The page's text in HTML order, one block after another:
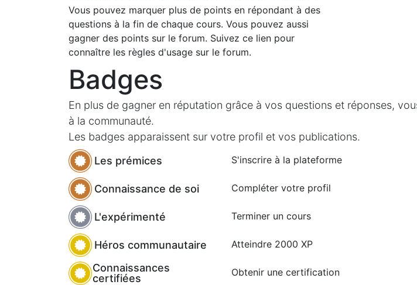
Vous pouvez marquer plus de points en répondant à des
questions à la fin de chaque cours. Vous pouvez aussi
gagner des points sur le forum. Suivez ce lien pour
connaître les règles d'usage sur le forum.
Badges
En plus de gagner en réputation grâce à vos questions et réponses,
à la communauté.
Les badges apparaissent sur votre profil et vos publications.
Les prémices
S'inscrire à la plateforme
Connaissance de soi Compléter votre profil
L'expérimenté Terminer un cours
Héros communautaire Atteindre 2000 XP
Connaissances
certifiées
Obtenir une certification